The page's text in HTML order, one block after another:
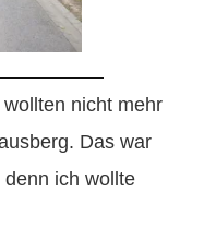
wollten nicht mehr
Das war
ich wollte